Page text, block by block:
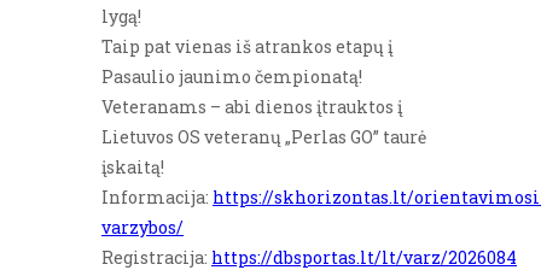
lygą!
Taip pat vienas iš atrankos etapų į
Pasaulio jaunimo čempionatą!
Veteranams – abi dienos įtrauktos į
Lietuvos OS veteranų „Perlas GO” taurė
įskaitą!
Informacija: https://skhorizontas.lt/
varzybos/
Registracija: https://dbsportas.lt/lt/varz/2026084